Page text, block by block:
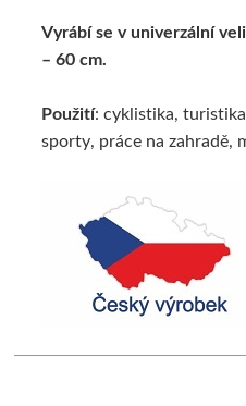
Vyrábí se v univerzální
– 60 cm.
Použití: cyklistika,
sporty, práce na zahradě,